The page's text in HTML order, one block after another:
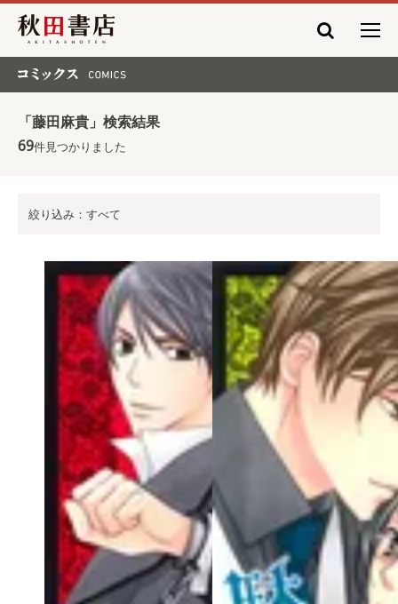
秋田書店
「藤田麻貴」検索結果
69件見つかりました
絞り込み：すべて